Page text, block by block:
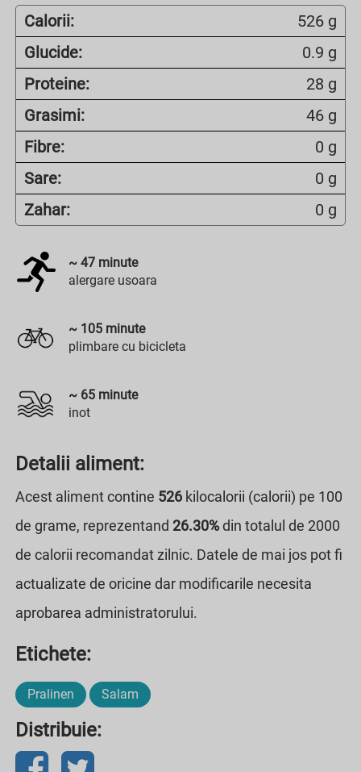
Calorii:
526 g
Glucide:
0.9 g
Proteine:
28 g
Grasimi:
46 g
Fibre:
0 g
Sare:
0 g
Zahar:
0 g
~ 47 minute
alergare usoara
~ 105 minute
plimbare cu bicicleta
~ 65 minute
inot
Detalii aliment:
Acest aliment contine 526 kilocalorii (calorii) pe 100
de grame, reprezentand 26.30%din totalul de 2000
de calorii recomandat zilnic. Datele de mai jos pot fi
actualizate de oricine dar modificarile necesita
aprobarea administratorului.
Etichete:
Pralinen Salam
Distribuie: